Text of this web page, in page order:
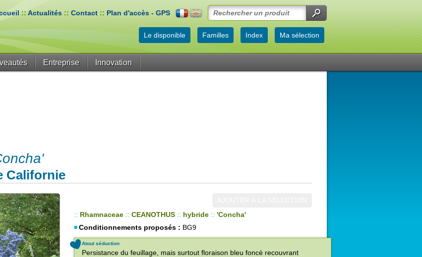
::Actualités :: Contact :: Plan d'accès - GPS
Le disponible Familles Index Ma sélection
Entreprise Innovation
Californie
:: Rhamnaceae :: CEANOTHUS :: hybride :: 'Concha'
Conditionnements proposés : BG9
Atout séduction
Persistance du feuillage, mais surtout floraison bleu foncé recouvrant